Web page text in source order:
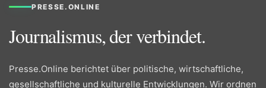
PRESSE.ONLINE
Journalismus, der verbindet.
Presse.Online berichtet über politische, wirtschaftliche,
gesellschaftliche und kulturelle Entwicklungen. Wir ordnen